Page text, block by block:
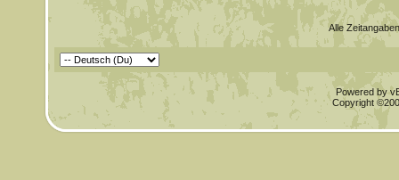
Alle
Powered by
Copyright